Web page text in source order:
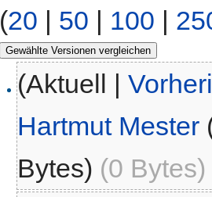
(20 | 50 | 100 |
(Aktuell |
Hartmut Mester
Bytes) (0 Bytes)